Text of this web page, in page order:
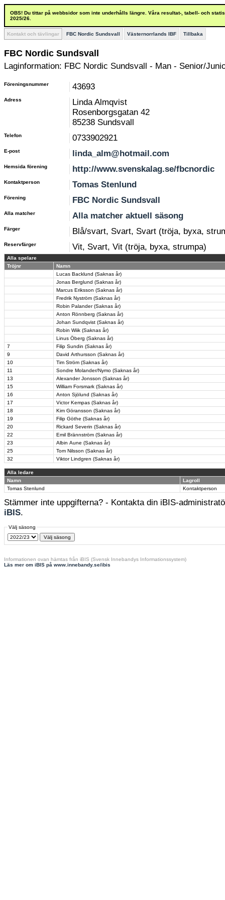
OBS! Du tittar på webbsidor som inte underhålls längre. Våra resultat-, tabell- och
2025/26.
Kontakt och tävlingar FBC Nordic Sundsvall Västernorrlands IBF Tillbaka
FBC Nordic Sundsvall
Laginformation: FBC Nordic Sundsvall - Man - Senior/
Föreningsnummer 43693
Adress
Linda Almqvist
Rosenborgsgatan 42
85238 Sundsvall
Telefon 0733902921
E-post linda_alm@hotmail.com
Hemsida förening http://www.svenskalag.se/fbcnordic
Kontaktperson Tomas Stenlund
Förening FBC Nordic Sundsvall
Alla matcher Alla matcher aktuell säsong
Färger Blå/svart, Svart, Svart (tröja, byxa,
Reservfärger Vit, Svart, Vit (tröja, byxa, strumpa)
Alla spelare
Tröjnr
Namn
Lucas Backlund (Saknas år)
Jonas Berglund (Saknas år)
Marcus Eriksson (Saknas år)
Fredrik Nyström (Saknas år)
Robin Palander (Saknas år)
Anton Rönnberg (Saknas år)
Johan Sundqvist (Saknas år)
Robin Wiik (Saknas år)
Linus Öberg (Saknas år)
7
Filip Sundin (Saknas år)
9
David Arthursson (Saknas år)
10
Tim Ström (Saknas år)
11
Sondre Molander/Nymo (Saknas år)
13
Alexander Jonsson (Saknas år)
15
William Forsmark (Saknas år)
16
Anton Sjölund (Saknas år)
17
Victor Kempas (Saknas år)
18
Kim Göransson (Saknas år)
19
Filip Göthe (Saknas år)
20
Rickard Severin (Saknas år)
22
Emil Brännström (Saknas år)
23
Albin Aune (Saknas år)
25
Tom Nilsson (Saknas år)
32
Viktor Lindgren (Saknas år)
Alla ledare
Namn
Lagroll
Tomas Stenlund
Kontaktperson
Stämmer inte uppgifterna? - Kontakta din iBIS-
iBIS.
Välj säsong
Informationen ovan hämtas från iBIS (Svensk Innebandys Informationssystem)
Läs mer om iBIS på www.innebandy.se/ibis